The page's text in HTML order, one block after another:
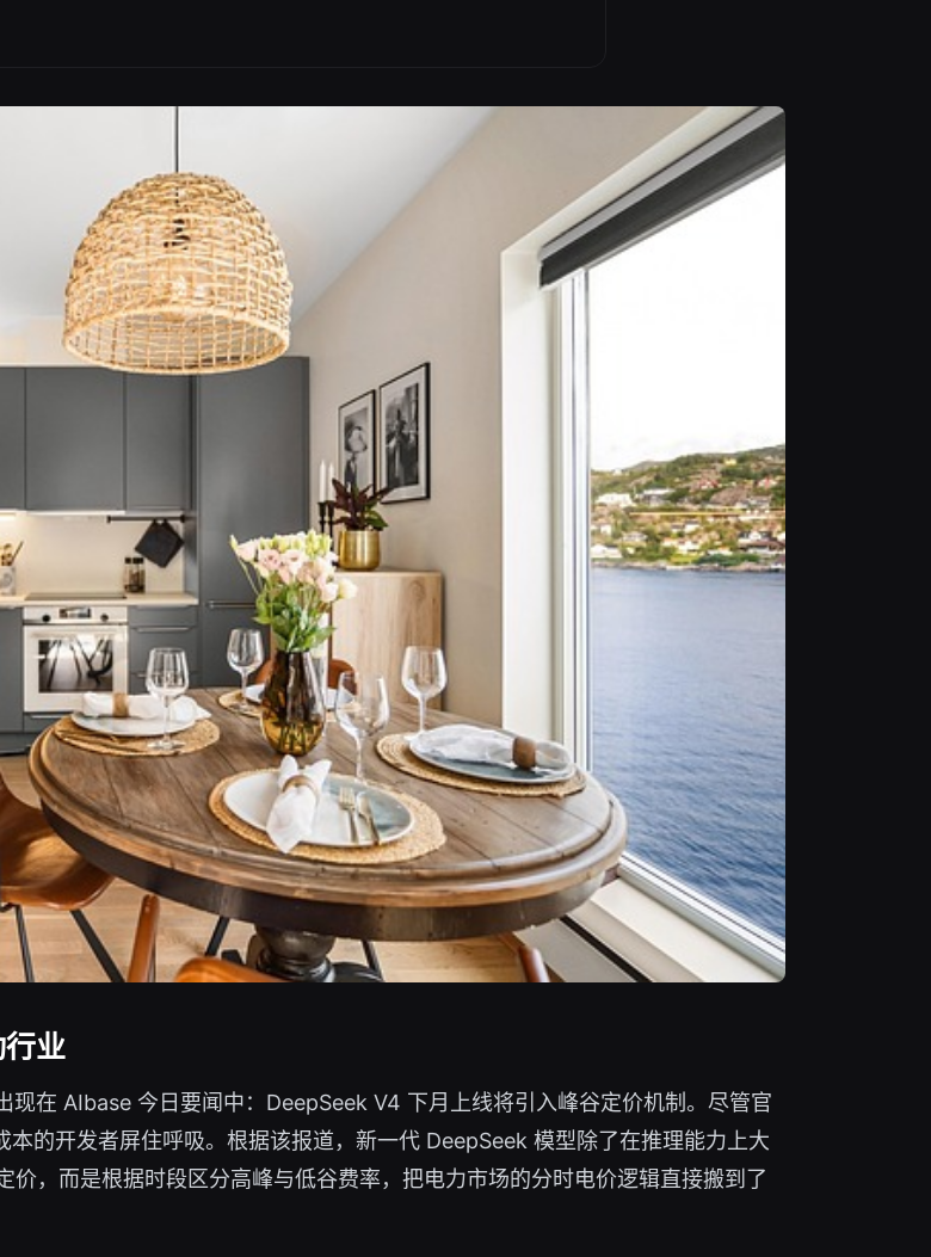
业
在 AIbase 今日要闻中：DeepSeek V4 下月上线将引入峰谷定价机制。尽管官
的开发者屏住呼吸。根据该报道，新一代 DeepSeek 模型除了在推理能力上大
，而是根据时段区分高峰与低谷费率，把电力市场的分时电价逻辑直接搬到了